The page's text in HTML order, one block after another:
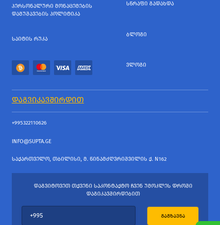
ᲞᲔᲠᲡᲝᲜᲐᲚᲣᲠᲘ ᲛᲝᲜᲐᲪᲔᲛᲔᲑᲘᲡ
ᲓᲐᲛᲣᲨᲐᲕᲔᲑᲘᲡ ᲞᲝᲚᲘᲢᲘᲙᲐ
ᲡᲐᲘᲢᲘᲡ ᲠᲣᲙᲐ
ᲡᲬᲠᲐᲤᲘ ᲒᲐᲓᲐᲮᲓᲐ
ᲑᲚᲝᲒᲘ
ᲕᲚᲝᲒᲘ
ᲓᲐᲒᲕᲘᲙᲐᲕᲨᲘᲠᲓᲘᲗ
+995322110626
INFO@SUPTA.GE
ᲡᲐᲥᲐᲠᲗᲕᲔᲚᲝ, ᲗᲑᲘᲚᲘᲡᲘ, Მ. ᲬᲘᲜᲐᲛᲫᲦᲕᲠᲘᲨᲕᲘᲚᲘᲡ Ქ. N162
ᲓᲐᲒᲕᲘᲢᲝᲕᲔᲗ ᲗᲥᲕᲔᲜᲘ ᲡᲐᲙᲝᲜᲢᲐᲥᲢᲝ ᲩᲕᲔᲜ ᲣᲛᲝᲙᲚᲔᲡ ᲓᲠᲝᲨᲘ
ᲓᲐᲒᲘᲙᲐᲕᲨᲘᲠᲓᲔᲑᲘᲗ
ᲒᲐᲒᲖᲐᲕᲜᲐ